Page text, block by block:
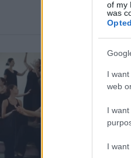
of my
was
I
web
I
I